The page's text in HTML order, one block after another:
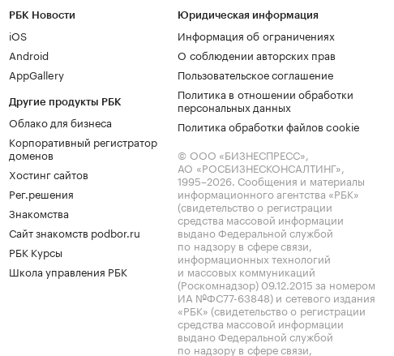
РБК Новости
iOS
Android
AppGallery
Другие продукты РБК
Облако для бизнеса
Корпоративный регистратор
доменов
Хостинг сайтов
Рег.решения
Знакомства
Сайт знакомств podbor.ru
РБК Курсы
Школа управления РБК
Юридическая информация
Информация об ограничениях
О соблюдении авторских прав
Пользовательское соглашение
Политика в отношении обработки
персональных данных
Политика обработки файлов cookie
© ООО «БИЗНЕСПРЕСС»,
АО «РОСБИЗНЕСКОНСАЛТИНГ»,
1995–2026. Сообщения и материалы
информационного агентства «РБК»
(свидетельство о регистрации
средства массовой информации
выдано Федеральной службой
по надзору в сфере связи,
информационных технологий
и массовых коммуникаций
(Роскомнадзор) 09.12.2015 за номером
ИА №ФС77-63848) и сетевого издания
«РБК» (свидетельство о регистрации
средства массовой информации
выдано Федеральной службой
по надзору в сфере связи,